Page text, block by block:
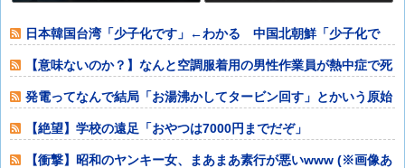
日本韓国台湾「少子化です」←わかる 中国北朝鮮「少子化で
す」←強権国家で
【意味ないのか？】なんと空調服着用の男性作業員が熱中症で死
発電ってなんで結局「お湯沸かしてタービン回す」とかいう原始
的方法に行き着
【絶望】学校の遠足「おやつは7000円までだぞ」
【衝撃】昭和のヤンキー女、まあまあ素行が悪いwww (※画像あ